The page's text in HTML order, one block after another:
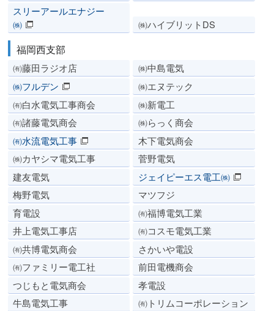
スリーアールエナジー
㈱
㈱ハイブリットDS
福岡西支部
㈲藤田ラジオ店
㈱中島電気
㈱フルデン
㈱エヌテック
㈲白水電気工事商会
㈱新電工
㈲諸藤電気商会
㈱らっく商会
㈲水流電気工事
木下電気商会
㈱カヤシマ電気工事
菅野電気
建友電気
ジェイピーエス電工㈱
梅野電気
マツフジ
育電設
㈲福博電気工業
井上電気工事店
㈲コスモ電気工業
㈲共博電気商会
さかいや電設
㈲ファミリー電工社
前田電機商会
つじもと電気商会
孝電設
牛島電気工事
㈲トリムコーポレーション